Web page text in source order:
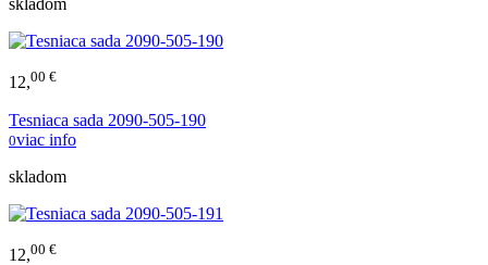
skladom
12,00 €
Tesniaca sada 2090-505-190
0viac info
skladom
12,00 €